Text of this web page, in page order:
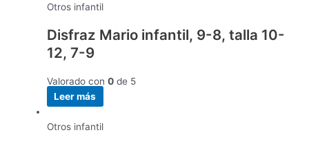
Otros infantil
Disfraz Mario infantil, 9-8, talla 10-
12, 7-9
Valorado con 0 de 5
Leer más
Otros infantil